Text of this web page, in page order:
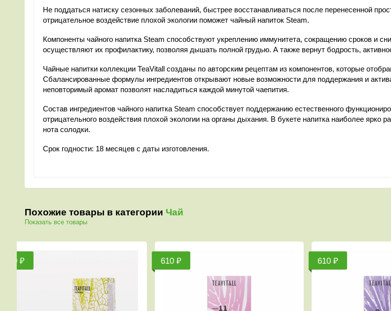
Не поддаться натиску сезонных заболеваний, быстрее восстанавливаться после перенесенной
отрицательное воздействие плохой экологии поможет чайный напиток Steam.
Компоненты чайного напитка Steam способствуют укреплению иммунитета, сокращению сроков и
осуществляют их профилактику, позволяя дышать полной грудью. А также вернут бодрость,
Чайные напитки коллекции ТеаVitall созданы по авторским рецептам из компонентов, которые
Сбалансированные формулы ингредиентов открывают новые возможности для поддержания и
неповторимый аромат позволят насладиться каждой минутой чаепития.
Состав ингредиентов чайного напитка Steam способствует поддержанию естественного
отрицательного воздействия плохой экологии на органы дыхания. В букете напитка наиболее ярко
нота солодки.
Срок годности: 18 месяцев с даты изготовления.
Похожие товары в категории Чай
Показать все товары